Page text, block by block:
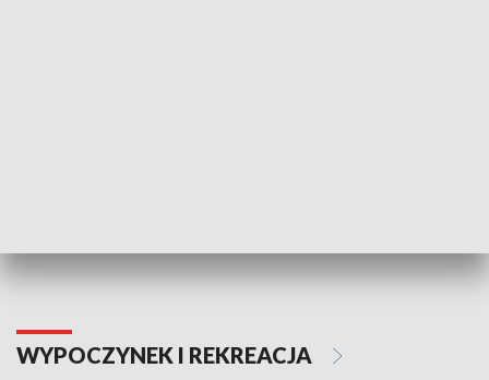
WYPOCZYNEK I REKREACJA